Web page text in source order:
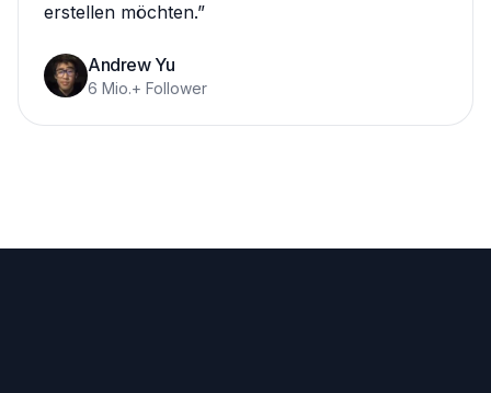
erstellen möchten.”
Andrew Yu
6 Mio.+ Follower